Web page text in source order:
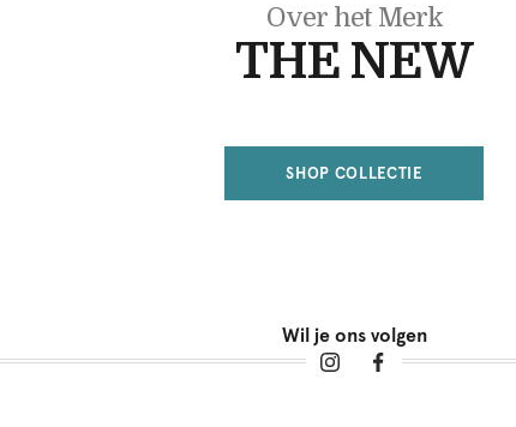
Over het Merk
THE NEW
SHOP COLLECTIE
Wil je ons volgen